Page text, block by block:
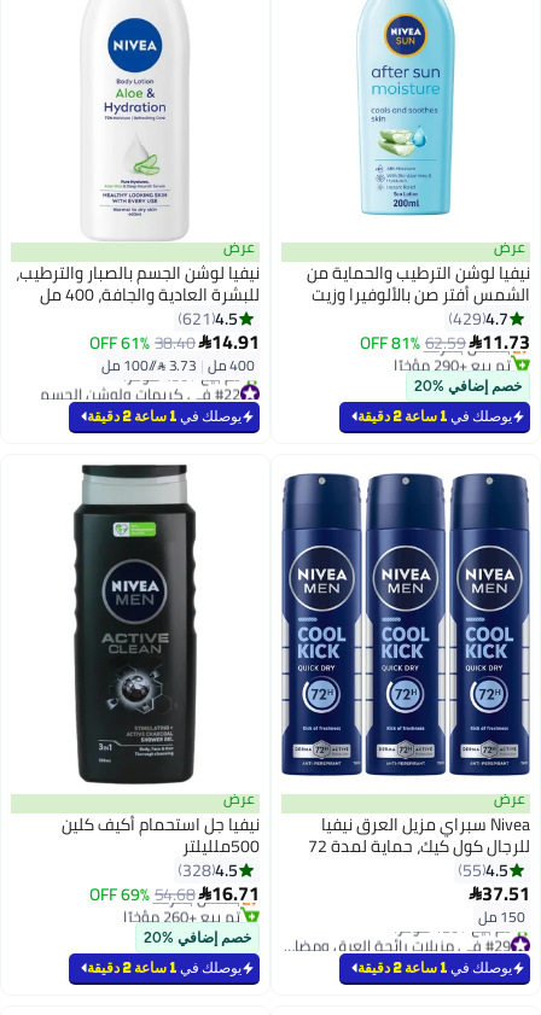
عرض
نيفيا لوشن الترطيب والحماية من
الشمس أفتر صن بالألوفيرا وزيت
الأفوكادو، 200 مل 200ملليلتر
4.7
429
11.73
62.59
81% OFF
#1 في العناية بعد الشمس
أقل سعر في 7 يوم
بتخلّص بسرعة
تم بيع +290 مؤخرًا
#1 في العناية بعد الشمس
خصم إضافي %20
يوصلك في 1 ساعة 2 دقيقة
عرض
نيفيا لوشن الجسم بالصبار والترطيب،
للبشرة العادية والجافة، 400 مل
400ملليلتر4.5
621
14.91
38.40
61% OFF
400 مل |
#22 في كريمات ولوشن الجسم
بتخلّص بسرعة
تم بيع +430 مؤخرًا
يوصلك في 1 ساعة 2 دقيقة
عرض
Nivea سبراي مزيل العرق نيفيا
للرجال كول كيك، حماية لمدة 72
مل لكل منها)
4.5
55
37.51
150 مل
#29 في مزيلات رائحة العرق ومضادات التعرق
بتخلّص بسرعة
تم بيع +120 مؤخرًا
يوصلك في 1 ساعة 2 دقيقة
عرض
نيفيا جل استحمام أكيف كلين
500ملليلتر
4.5
328
16.71
54.68
69% OFF
#9 في مستحضرات غسل الجسم
أقل سعر في 30 يوم
بتخلّص بسرعة
تم بيع +260 مؤخرًا
#9 في مستحضرات غسل الجسم
خصم إضافي %20
يوصلك في 1 ساعة 2 دقيقة